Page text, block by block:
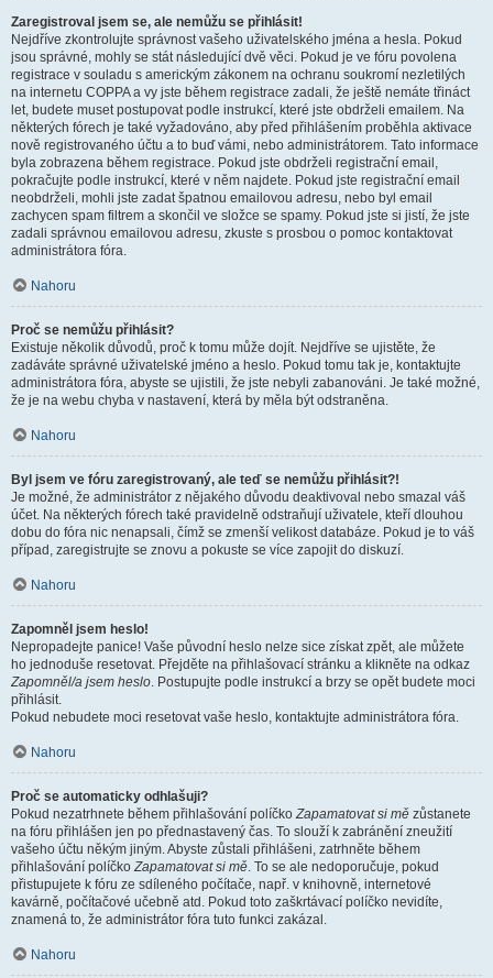
Zaregistroval jsem se, ale nemůžu se přihlásit!
Nejdříve zkontrolujte správnost vašeho uživatelského jména a hesla. Pokud
jsou správné, mohly se stát následující dvě věci. Pokud je ve fóru povolena
registrace v souladu s americkým zákonem na ochranu soukromí nezletilých
na internetu COPPA a vy jste během registrace zadali, že ještě nemáte třináct
let, budete muset postupovat podle instrukcí, které jste obdrželi emailem. Na
některých fórech je také vyžadováno, aby před přihlášením proběhla aktivace
nově registrovaného účtu a to buď vámi, nebo administrátorem. Tato informace
byla zobrazena během registrace. Pokud jste obdrželi registrační email,
pokračujte podle instrukcí, které v něm najdete. Pokud jste registrační email
neobdrželi, mohli jste zadat špatnou emailovou adresu, nebo byl email
zachycen spam filtrem a skončil ve složce se spamy. Pokud jste si jistí, že jste
zadali správnou emailovou adresu, zkuste s prosbou o pomoc kontaktovat
administrátora fóra.
Nahoru
Proč se nemůžu přihlásit?
Existuje několik důvodů, proč k tomu může dojít. Nejdříve se ujistěte, že
zadáváte správné uživatelské jméno a heslo. Pokud tomu tak je, kontaktujte
administrátora fóra, abyste se ujistili, že jste nebyli zabanováni. Je také možné,
že je na webu chyba v nastavení, která by měla být odstraněna.
Nahoru
Byl jsem ve fóru zaregistrovaný, ale teď se nemůžu přihlásit?!
Je možné, že administrátor z nějakého důvodu deaktivoval nebo smazal váš
účet. Na některých fórech také pravidelně odstraňují uživatele, kteří dlouhou
dobu do fóra nic nenapsali, čímž se zmenší velikost databáze. Pokud je to váš
případ, zaregistrujte se znovu a pokuste se více zapojit do diskuzí.
Nahoru
Zapomněl jsem heslo!
Nepropadejte panice! Vaše původní heslo nelze sice získat zpět, ale můžete
ho jednoduše resetovat. Přejděte na přihlašovací stránku a klikněte na odkaz
Zapomněl/a jsem heslo. Postupujte podle instrukcí a brzy se opět budete moci
přihlásit.
Pokud nebudete moci resetovat vaše heslo, kontaktujte administrátora fóra.
Nahoru
Proč se automaticky odhlašuji?
Pokud nezatrhnete během přihlašování políčkoZapamatovat si mě zůstanete
na fóru přihlášen jen po přednastavený čas. To slouží k zabránění zneužití
vašeho účtu někým jiným. Abyste zůstali přihlášeni, zatrhněte během
přihlašování políčkoZapamatovat si mě. To se ale nedoporučuje, pokud
přistupujete k fóru ze sdíleného počítače, např. v knihovně, internetové
kavárně, počítačové učebně atd. Pokud toto zaškrtávací políčko nevidíte,
znamená to, že administrátor fóra tuto funkci zakázal.
Nahoru